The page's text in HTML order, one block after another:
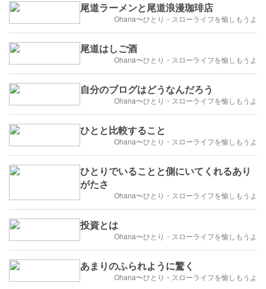
尾道ラーメンと尾道浪漫珈琲店
Ohana〜ひとり・スローライフを愉しもうよ
尾道はしご酒
Ohana〜ひとり・スローライフを愉しもうよ
自分のブログはどうなんだろう
Ohana〜ひとり・スローライフを愉しもうよ
ひとと比較すること
Ohana〜ひとり・スローライフを愉しもうよ
ひとりでいることと側にいてくれるあり
がたさ
Ohana〜ひとり・スローライフを愉しもうよ
投資とは
Ohana〜ひとり・スローライフを愉しもうよ
あまりのふられように驚く
Ohana〜ひとり・スローライフを愉しもうよ